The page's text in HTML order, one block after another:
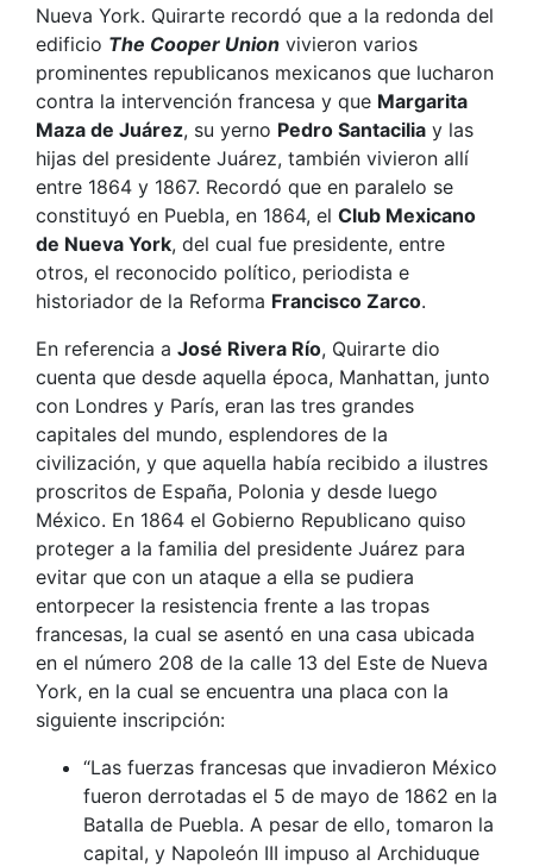
Nueva York. Quirarte recordó que a la redonda del
edificio The Cooper Union vivieron varios
prominentes republicanos mexicanos que lucharon
contra la intervención francesa y que Margarita
Maza de Juárez, su yerno Pedro Santacilia y las
hijas del presidente Juárez, también vivieron allí
entre 1864 y 1867. Recordó que en paralelo se
constituyó en Puebla, en 1864, el Club Mexicano
de Nueva York, del cual fue presidente, entre
otros, el reconocido político, periodista e
historiador de la Reforma Francisco Zarco.
En referencia a José Rivera Río, Quirarte dio
cuenta que desde aquella época, Manhattan, junto
con Londres y París, eran las tres grandes
capitales del mundo, esplendores de la
civilización, y que aquella había recibido a ilustres
proscritos de España, Polonia y desde luego
México. En 1864 el Gobierno Republicano quiso
proteger a la familia del presidente Juárez para
evitar que con un ataque a ella se pudiera
entorpecer la resistencia frente a las tropas
francesas, la cual se asentó en una casa ubicada
en el número 208 de la calle 13 del Este de Nueva
York, en la cual se encuentra una placa con la
siguiente inscripción:
“Las fuerzas francesas que invadieron México
fueron derrotadas el 5 de mayo de 1862 en la
Batalla de Puebla. A pesar de ello, tomaron la
capital, y Napoleón III impuso al Archiduque